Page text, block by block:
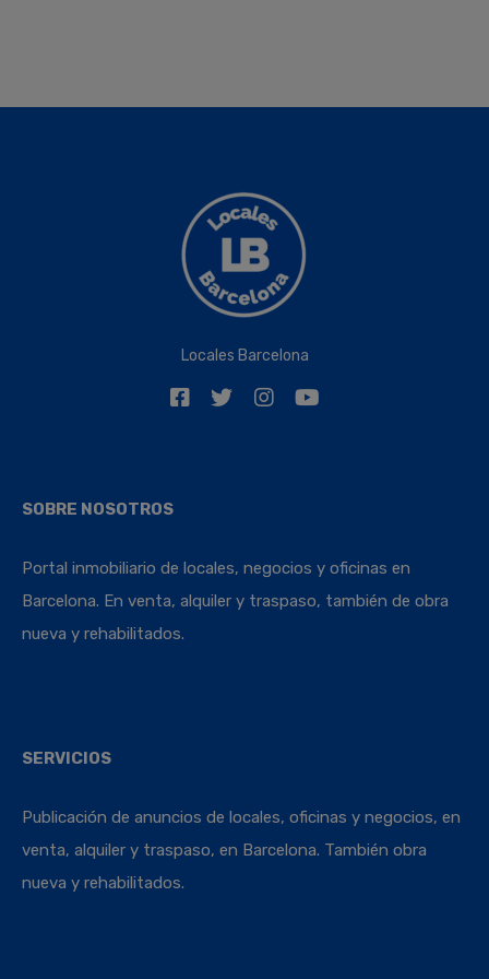
Locales Barcelona
SOBRE NOSOTROS
Portal inmobiliario de locales, negocios y oficinas en
Barcelona. En venta, alquiler y traspaso, también de obra
nueva y rehabilitados.
SERVICIOS
Publicación de anuncios de locales, oficinas y negocios, en
venta, alquiler y traspaso, en Barcelona. También obra
nueva y rehabilitados.